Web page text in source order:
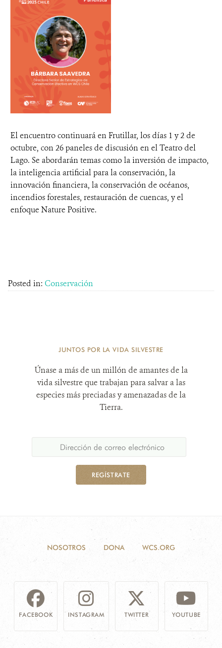
El encuentro continuará en Frutillar, los días 1 y 2 de
octubre, con 26 paneles de discusión en el Teatro del
Lago. Se abordarán temas como la inversión de impacto,
la inteligencia artificial para la conservación, la
innovación financiera, la conservación de océanos,
incendios forestales, restauración de cuencas, y el
enfoque Nature Positive.
Posted in: Conservación
JUNTOS POR LA VIDA SILVESTRE
Únase a más de un millón de amantes de la
vida silvestre que trabajan para salvar a las
especies más preciadas y amenazadas de la
Tierra.
REGÍSTRATE
NOSOTROS DONA WCS.ORG
FACEBOOK INSTAGRAM TWITTER YOUTUBE